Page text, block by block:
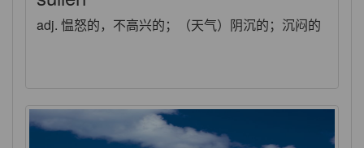
adj. 愠怒的，不高兴的；（天气）阴沉的；沉闷的